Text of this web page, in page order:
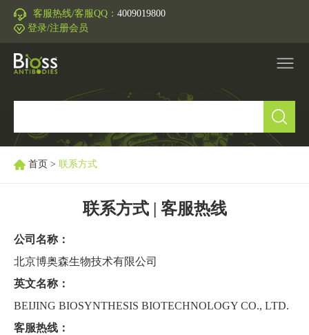
客服热线/客服QQ： 4009019800
登录/注册会员
IVD原料
关于我们 ▼
首页 > 联系方式
联系方式 | 客服热线
公司名称：
北京博奥森生物技术有限公司
英文名称：
BEIJING BIOSYNTHESIS BIOTECHNOLOGY CO., LTD.
客服热线：